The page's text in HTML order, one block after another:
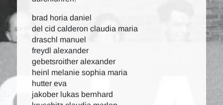
brad horia daniel
del cid calderon claudia maria
draschl manuel
freydl alexander
gebetsroither alexander
heinl melanie sophia maria
hutter eva
jakober lukas bernhard